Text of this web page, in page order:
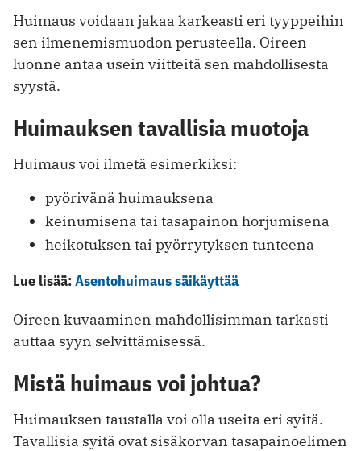
Huimaus voidaan jakaa karkeasti eri tyyppeihin
sen ilmenemismuodon perusteella. Oireen
luonne antaa usein viitteitä sen mahdollisesta
syystä.
Huimauksen tavallisia muotoja
Huimaus voi ilmetä esimerkiksi:
pyörivänä huimauksena
keinumisena tai tasapainon horjumisena
heikotuksen tai pyörrytyksen tunteena
Lue lisää:Asentohuimaus säikäyttää
Oireen kuvaaminen mahdollisimman tarkasti
auttaa syyn selvittämisessä.
Mistä huimaus voi johtua?
Huimauksen taustalla voi olla useita eri syitä.
Tavallisia syitä ovat sisäkorvan tasapainoelimen